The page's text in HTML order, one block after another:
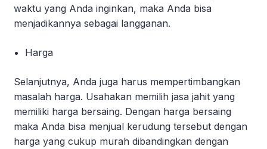
waktu yang Anda inginkan, maka Anda bisa
menjadikannya sebagai langganan.
Harga
Selanjutnya, Anda juga harus mempertimbangkan
masalah harga. Usahakan memilih jasa jahit yang
memiliki harga bersaing. Dengan harga bersaing
maka Anda bisa menjual kerudung tersebut dengan
harga yang cukup murah dibandingkan dengan